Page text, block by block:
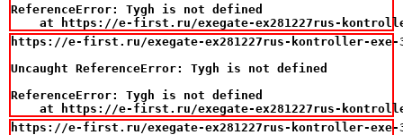
ReferenceError: Tygh is not defined
at https://e-first.ru/exegate-ex281227rus-
https://e-first.ru/exegate-ex281227rus-kontroller-exe-
Uncaught ReferenceError: Tygh is not defined
ReferenceError: Tygh is not defined
at https://e-first.ru/exegate-ex281227rus-
https://e-first.ru/exegate-ex281227rus-kontroller-exe-